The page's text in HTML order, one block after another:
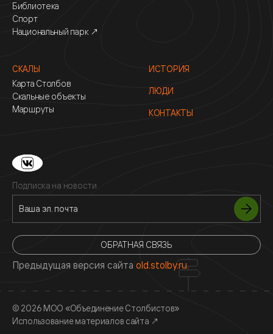
Библиотека
Спорт
Национальный парк ↗
СКАЛЫ
Карта Столбов
Скальные объекты
Маршруты
ИСТОРИЯ
ЛЮДИ
КОНТАКТЫ
Подписка на новости
ОБРАТНАЯ СВЯЗЬ
Предыдущая версия сайта old.stolby.ru
© 2026 МОО «Объединение Столбистов»
Использование материалов сайта ↗